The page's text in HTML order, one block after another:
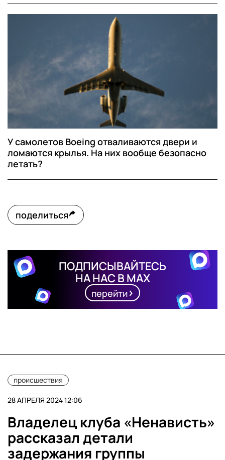
У самолетов Boeing отваливаются двери и
ломаются крылья. На них вообще безопасно
летать?
поделиться
ПОДПИСЫВАЙТЕСЬ
НА НАС В MAX
перейти
происшествия
28 АПРЕЛЯ 2024 12:06
Владелец клуба «Ненависть»
рассказал детали
задержания группы